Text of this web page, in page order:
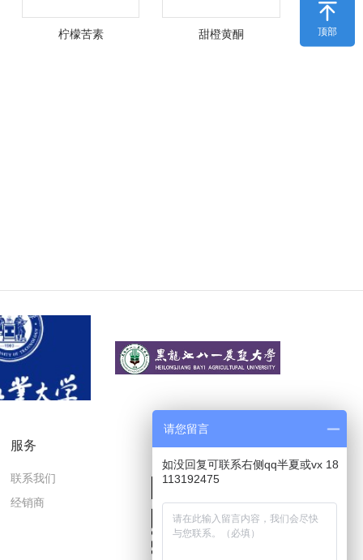
柠檬苦素 甜橙黄酮
服务
联系我们
经销商
微信公众号

顶部
请您留言
如没回复可联系右侧qq半夏或vx 18
113192475